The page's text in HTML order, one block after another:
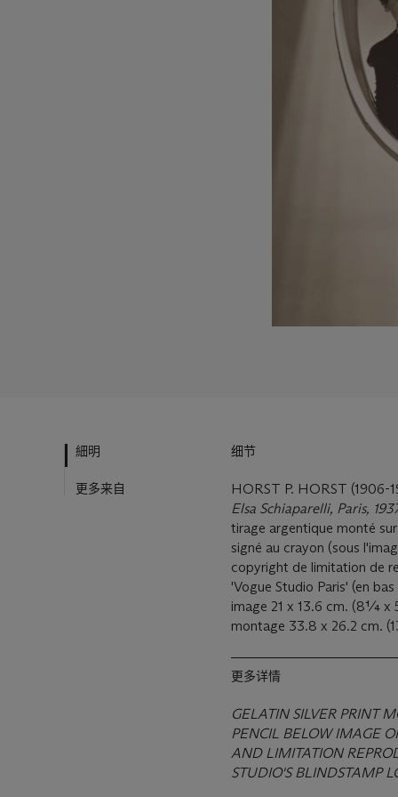
細明
更多来自
细节
HORST P. HORST (1906-
Elsa Schiaparelli, Paris,
tirage argentique monté
signé au crayon (sous
copyright de limitation de
'Vogue Studio Paris' (en
image 21 x 13.6 cm. (8¼ x
montage 33.8 x 26.2 cm.
更多详情
GELATIN SILVER PRINT
PENCIL BELOW IMAGE
AND LIMITATION
STUDIO'S BLINDSTAMP